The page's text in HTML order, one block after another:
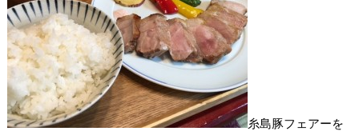
糸島豚フェアーを